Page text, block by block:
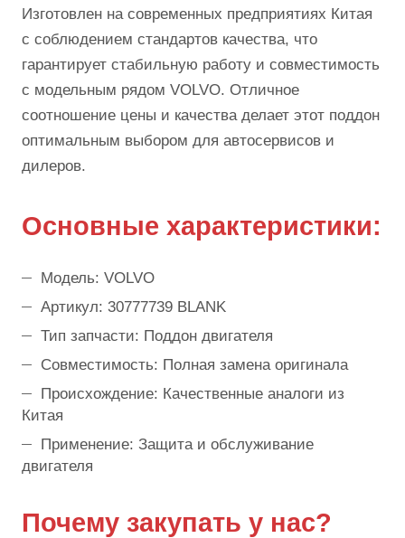
Изготовлен на современных предприятиях Китая
с соблюдением стандартов качества, что
гарантирует стабильную работу и совместимость
с модельным рядом VOLVO. Отличное
соотношение цены и качества делает этот поддон
оптимальным выбором для автосервисов и
дилеров.
Основные характеристики:
Модель: VOLVO
Артикул: 30777739 BLANK
Тип запчасти: Поддон двигателя
Совместимость: Полная замена оригинала
Происхождение: Качественные аналоги из
Китая
Применение: Защита и обслуживание
двигателя
Почему закупать у нас?